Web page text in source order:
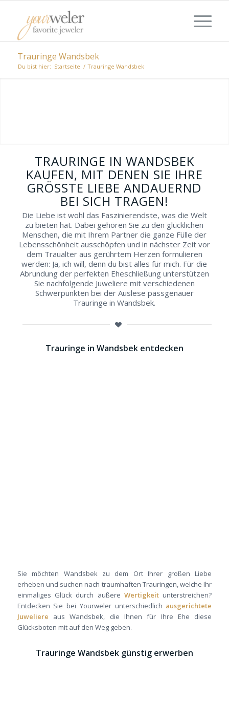
Trauringe Wandsbek
Du bist hier: Startseite / Trauringe Wandsbek
Ihren persönlichen Stil mit passenden
TRAURINGE IN WANDSBEK
KAUFEN, MIT DENEN SIE IHRE
GRÖSSTE LIEBE ANDAUERND B
EI SICH TRAGEN!
Die Liebe ist wohl das Faszinierendste, was die Welt
zu bieten hat. Dabei gehören Sie zu den glücklichen
Menschen, die mit Ihrem Partner die ganze Fülle der
Lebensschönheit ausschöpfen und in nächster Zeit vor
dem Traualter aus gerührtem Herzen formulieren
werden: Ja, ich will, denn du bist alles für mich. Für die
Abrundung der perfekten Eheschließung unterstützen
Sie nachfolgende Juweliere mit verschiedenen
Schwerpunkten bei der Auslese passgenauer
Trauringe in Wandsbek.
Trauringe in Wandsbek entdecken
Sie möchten Wandsbek zu dem Ort Ihrer großen Liebe
erheben und suchen nach traumhaften Trauringen, welche Ihr
einmaliges Glück durch äußereWertigkeit unterstreichen?
Entdecken Sie bei Yourweler unterschiedlich ausgerichtete
Juweliere aus Wandsbek, die Ihnen für Ihre Ehe diese
Glücksboten mit auf den Weg geben.
Trauringe Wandsbek günstig erwerben